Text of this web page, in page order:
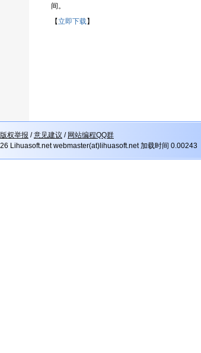
间。
【立即下载】
版权举报 /意见建议 / 网站编程QQ群
Lihuasoft.net webmaster(at)lihuasoft.net 加载时间 0.00243